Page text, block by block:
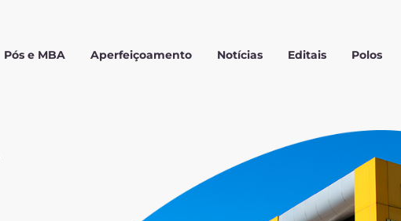
Pós e MBA Aperfeiçoamento Notícias Editais Polos